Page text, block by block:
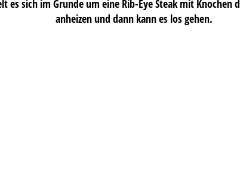
es sich im Grunde um eine Rib-Eye Steak mit Knochen
anheizen und dann kann es los gehen.